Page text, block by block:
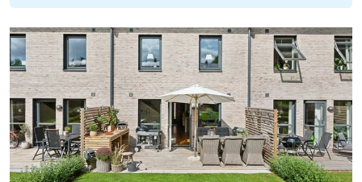
Energideklartion
fragelista-publik_2025-09-05_08-07
Objektsbeskrivning